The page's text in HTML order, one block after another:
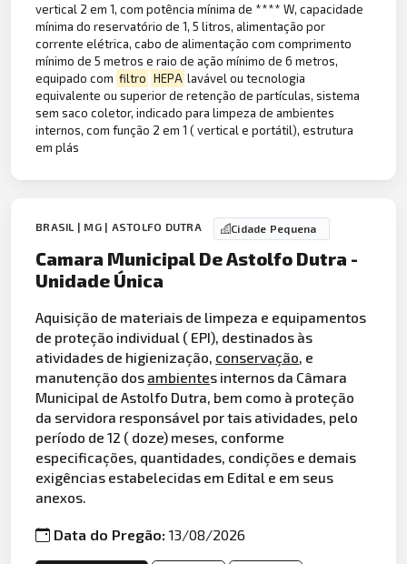
vertical 2 em 1, com potência mínima de **** W, capacidade
mínima do reservatório de 1, 5 litros, alimentação por
corrente elétrica, cabo de alimentação com comprimento
mínimo de 5 metros e raio de ação mínimo de 6 metros,
equipado com filtro HEPA lavável ou tecnologia
equivalente ou superior de retenção de partículas, sistema
sem saco coletor, indicado para limpeza de ambientes
internos, com função 2 em 1 ( vertical e portátil), estrutura
em plás
BRASIL | MG | ASTOLFO DUTRA Cidade Pequena
Camara Municipal De Astolfo Dutra -
Unidade Única
Aquisição de materiais de limpeza e equipamentos
de proteção individual ( EPI), destinados às
atividades de higienização, conservação, e
manutenção dos ambientes internos da Câmara
Municipal de Astolfo Dutra, bem como à proteção
da servidora responsável por tais atividades, pelo
período de 12 ( doze) meses, conforme
especificações, quantidades, condições e demais
exigências estabelecidas em Edital e em seus
anexos.
Data do Pregão:13/08/2026